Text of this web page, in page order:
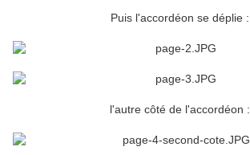
Puis l'accordéon se déplie :
l'autre côté de l'accordéon :